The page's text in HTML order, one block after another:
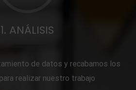
1. ANÁLISIS
de datos y recabamos los
realizar nuestro trabajo